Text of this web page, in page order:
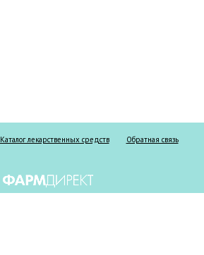
Каталог лекарственных средств Обратная связь